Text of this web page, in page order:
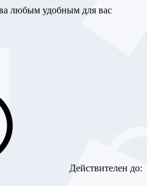
любым удобным для вас
Действителен до: